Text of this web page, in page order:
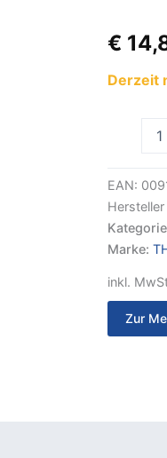
€
Derzeit
THULE
2
Menge
EAN:
Hersteller
Marke:
inkl.
Zur